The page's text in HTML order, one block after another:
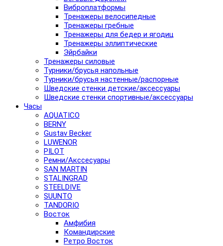
Виброплатформы
Тренажеры велосипедные
Тренажеры гребные
Тренажеры для бедер и ягодиц
Тренажеры эллиптические
Эйрбайки
Тренажеры силовые
Турники/брусья напольные
Турники/брусья настенные/распорные
Шведские стенки детские/аксессуары
Шведские стенки спортивные/аксессуары
Часы
AQUATICO
BERNY
Gustav Becker
LUWENOR
PILOT
Pемни/Акссесуары
SAN MARTIN
STALINGRAD
STEELDIVE
SUUNTO
TANDORIO
Восток
Амфибия
Командирские
Ретро Восток